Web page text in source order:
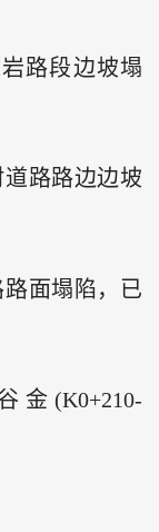
路段边坡塌
路路边边坡
面塌陷，已
(K0+210-